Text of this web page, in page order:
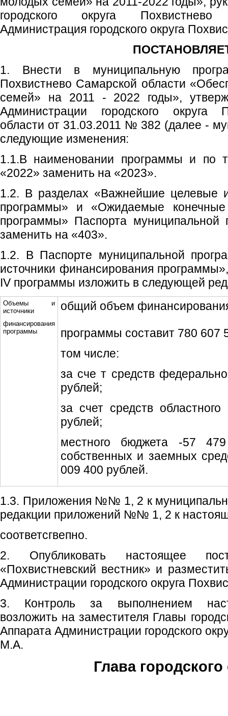
городского округа
Администрация городского округа
1. Внести в муниципальную
Похвистнево Самарской области
семей» на 2011 - 2022 годы»,
Администрации городского округа
области от 31.03.2011 № 382 (далее -
следующие изменения:
1.1.В наименовании программы и по
«2022» заменить на «2023».
1.2. В разделах «Важнейшие целевые
программы» и «Ожидаемые конечные
программы» Паспорта
заменить на «403».
1.2. В Паспорте муниципальной
источники финансирования
IV программы изложить в следующей
Объемы и
источники
общий объем
финансирования
программы
программы составит 780 607
том числе:
за сче т средств
рублей;
за счет средств
рублей;
местного бюджета -57
собственных и заемных
009 400 рублей.
1.3. Приложения №№ 1, 2 к
редакции приложений №№ 1, 2 к
соответсгвепно.
2. Опубликовать настоящее
«Похвистневский вестник» и
Администрации городского округа
3. Контроль за выполнением
возложить на заместителя Главы
Аппарата Администрации городского
М.А.
Глава городского